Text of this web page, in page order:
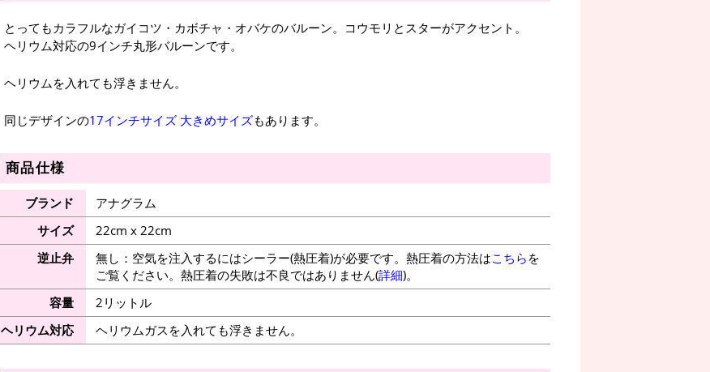
とってもカラフルなガイコツ・カボチャ・オバケのバルーン。コウモリとスターがアクセント。
ヘリウム対応の9インチ丸形バルーンです。
ヘリウムを入れても浮きません。
同じデザインの17インチサイズ 大きめサイズもあります。
商品仕様
ブランド
アナグラム
サイズ
22cm x 22cm
逆止弁
無し：空気を注入するにはシーラー(熱圧着)が必要です。熱圧着の方法はこちら を
ご覧ください。熱圧着の失敗は不良ではありません(詳細)。
容量
2リットル
ヘリウム対応
ヘリウムガスを入れても浮きません。